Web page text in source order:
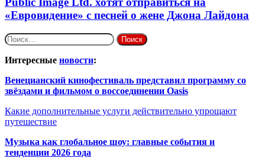
«Евровидение» с песней о жене Джона Лайдона
Найти:
Интересные новости:
Венецианский кинофестиваль представил программу со
звёздами и фильмом о воссоединении Oasis
Какие дополнительные услуги действительно упрощают
путешествие
Музыка как глобальное шоу: главные события и
тенденции 2026 года